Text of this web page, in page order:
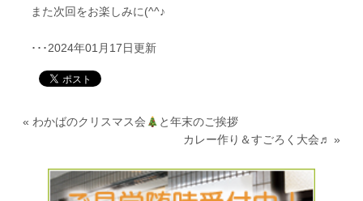
また次回をお楽しみに(^^♪
･･･2024年01月17日更新
« わかばのクリスマス会
と年末のご挨拶
カレー作り＆すごろく大会♬ »